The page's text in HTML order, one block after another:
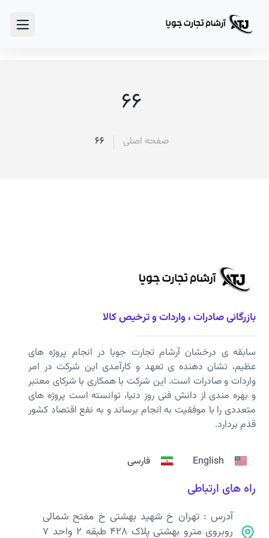
66
صفحه اصلی 66
بازرگانی صادرات ، واردات و ترخیص کالا
سابقه ی درخشان آرشام تجارت جویا در انجام پروژه های
عظیم، نشان دهنده ی تعهد و کارآمدی این شرکت در امر
واردات و صادرات است. این شرکت با همکاری با شرکای معتبر
و بهره مندی از دانش فنی روز دنیا، توانسته است پروژه های
متعددی را با موفقیت به انجام برساند و به نفع اقتصاد کشور
قدم بردارد.
English فارسی
راه های ارتباطی
آدرس : تهران خ شهید بهشتی خ مفتح شمالی
روبروی مترو بهشتی پلاک 428 طبقه 2 واحد 7